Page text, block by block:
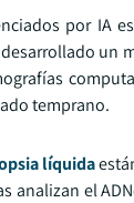
por IA
temprano.
líquida
analizan el